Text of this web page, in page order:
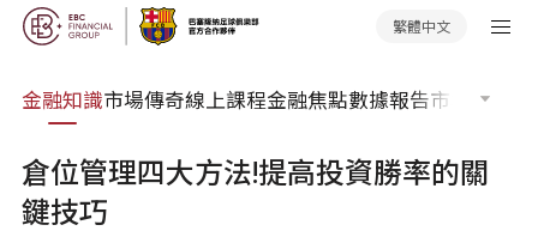
繁體中文
金融知識市場傳奇線上課程金融焦點數據報告市場分析
倉位管理四大方法!提高投資勝率的關
鍵技巧